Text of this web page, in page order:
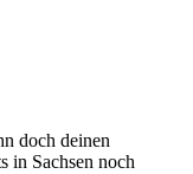
doch deinen
in Sachsen noch